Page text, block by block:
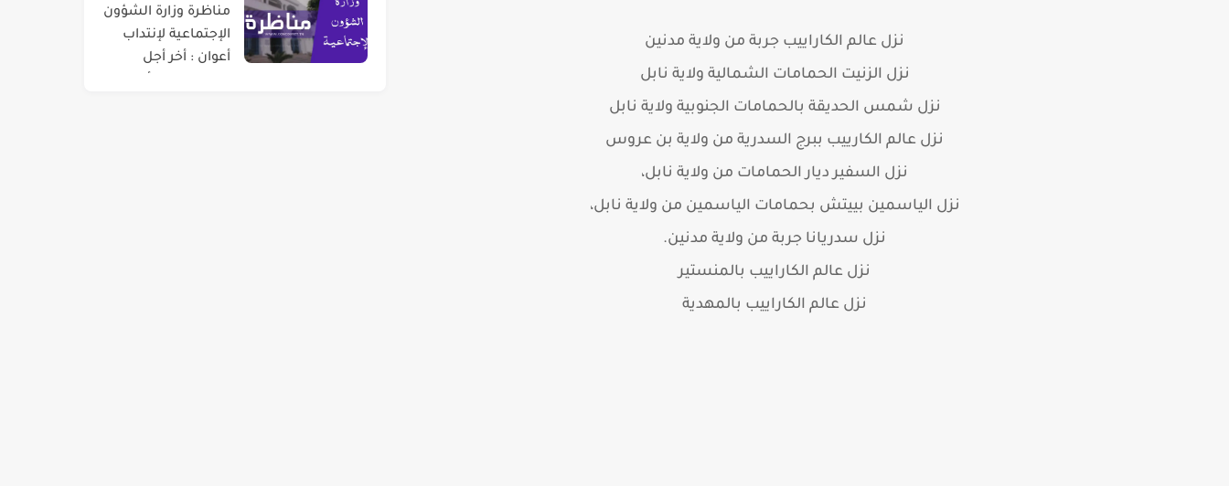
نزل عالم الكاراييب جربة من ولاية مدنين
نزل الزنيت الحمامات الشمالية ولاية نابل
نزل شمس الحديقة بالحمامات الجنوبية ولاية نابل
نزل عالم الكارييب ببرج السدرية من ولاية بن عروس
نزل السفير ديار الحمامات من ولاية نابل،
نزل الياسمين بييتش بحمامات الياسمين من ولاية نابل،
نزل سدريانا جربة من ولاية مدنين.
نزل عالم الكاراييب بالمنستير
نزل عالم الكاراييب بالمهدية
مناظرة وزارة الشؤون
الإجتماعية لإنتداب
أعوان : أخر أجل